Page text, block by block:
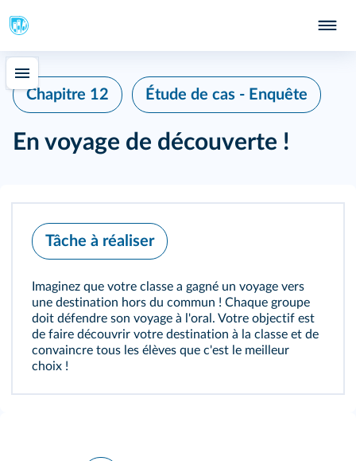
Chapitre 12 Étude de cas - Enquête
En voyage de découverte !
Tâche à réaliser
Imaginez que votre classe a gagné un voyage vers
une destination hors du commun ! Chaque groupe
doit défendre son voyage à l'oral. Votre objectif est
de faire découvrir votre destination à la classe et de
convaincre tous les élèves que c'est le meilleur
choix !